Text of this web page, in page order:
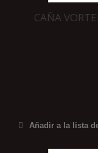
CAÑA
Añadir a la lista